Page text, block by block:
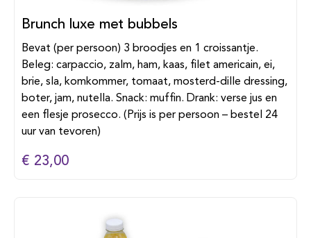
Brunch luxe met bubbels
Bevat (per persoon) 3 broodjes en 1 croissantje.
Beleg: carpaccio, zalm, ham, kaas, filet americain, ei,
brie, sla, komkommer, tomaat, mosterd-dille dressing,
boter, jam, nutella. Snack: muffin. Drank: verse jus en
een flesje prosecco. (Prijs is per persoon – bestel 24
uur van tevoren)
€ 23,00